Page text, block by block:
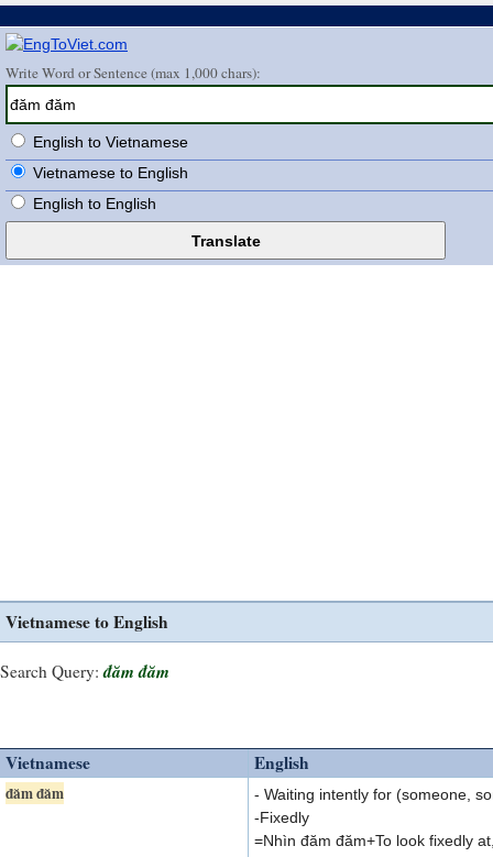
Write Word or Sentence (max 1,000 chars):
English to Vietnamese
Vietnamese to English
English to English
Vietnamese to English
Search Query: đăm đăm
Vietnamese English
đăm đăm
- Waiting intently for (someone,
-Fixedly
=Nhìn đăm đăm+To look fixedly